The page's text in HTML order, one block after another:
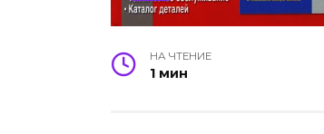
НА ЧТЕНИЕ
1 мин